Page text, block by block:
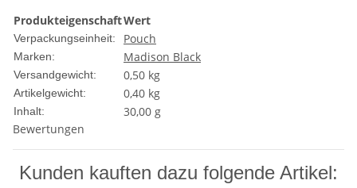
ProdukteigenschaftWert
Verpackungseinheit: Pouch
Marken: Madison Black
Versandgewicht: 0,50 kg
Artikelgewicht: 0,40 kg
Inhalt:
30,00 g
Bewertungen
Kunden kauften dazu folgende Artikel: